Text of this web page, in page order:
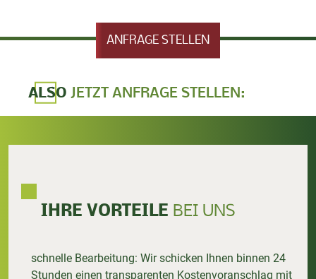
ANFRAGE STELLEN
IHRE VORTEILE BEI UNS
schnelle Bearbeitung: Wir schicken Ihnen binnen 24
Stunden einen transparenten Kostenvoranschlag mit
ALSO JETZT ANFRAGE STELLEN: